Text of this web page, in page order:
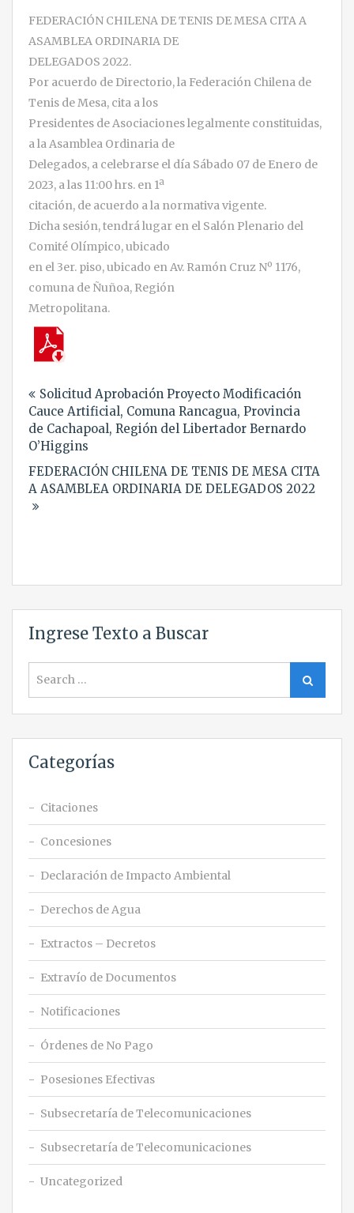
FEDERACIÓN CHILENA DE TENIS DE MESA CITA A
ASAMBLEA ORDINARIA DE
DELEGADOS 2022.
Por acuerdo de Directorio, la Federación Chilena de
Tenis de Mesa, cita a los
Presidentes de Asociaciones legalmente constituidas,
a la Asamblea Ordinaria de
Delegados, a celebrarse el día Sábado 07 de Enero de
2023, a las 11:00 hrs. en 1ª
citación, de acuerdo a la normativa vigente.
Dicha sesión, tendrá lugar en el Salón Plenario del
Comité Olímpico, ubicado
en el 3er. piso, ubicado en Av. Ramón Cruz Nº 1176,
comuna de Ñuñoa, Región
Metropolitana.
de
entradas
Solicitud Aprobación Proyecto Modificación
Cauce Artificial, Comuna Rancagua, Provincia
de Cachapoal, Región del Libertador Bernardo
O’Higgins
FEDERACIÓN CHILENA DE TENIS DE MESA CITA
A ASAMBLEA ORDINARIA DE DELEGADOS 2022
Ingrese Texto a Buscar
for:
Search
Categorías
Citaciones
Concesiones
Declaración de Impacto Ambiental
Derechos de Agua
Extractos – Decretos
Extravío de Documentos
Notificaciones
Órdenes de No Pago
Posesiones Efectivas
Subsecretaría de Telecomunicaciones
Subsecretaría de Telecomunicaciones
Uncategorized